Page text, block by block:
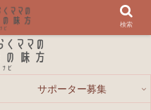
サポーター募集
検索